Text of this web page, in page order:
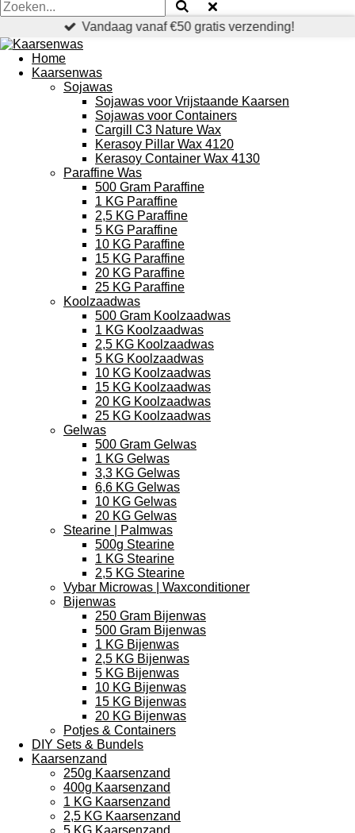
Vandaag vanaf €50 gratis verzending!
Home
Kaarsenwas
Sojawas
Sojawas voor Vrijstaande Kaarsen
Sojawas voor Containers
Cargill C3 Nature Wax
Kerasoy Pillar Wax 4120
Kerasoy Container Wax 4130
Paraffine Was
500 Gram Paraffine
1 KG Paraffine
2,5 KG Paraffine
5 KG Paraffine
10 KG Paraffine
15 KG Paraffine
20 KG Paraffine
25 KG Paraffine
Koolzaadwas
500 Gram Koolzaadwas
1 KG Koolzaadwas
2,5 KG Koolzaadwas
5 KG Koolzaadwas
10 KG Koolzaadwas
15 KG Koolzaadwas
20 KG Koolzaadwas
25 KG Koolzaadwas
Gelwas
500 Gram Gelwas
1 KG Gelwas
3,3 KG Gelwas
6,6 KG Gelwas
10 KG Gelwas
20 KG Gelwas
Stearine | Palmwas
500g Stearine
1 KG Stearine
2,5 KG Stearine
Vybar Microwas | Waxconditioner
Bijenwas
250 Gram Bijenwas
500 Gram Bijenwas
1 KG Bijenwas
2,5 KG Bijenwas
5 KG Bijenwas
10 KG Bijenwas
15 KG Bijenwas
20 KG Bijenwas
Potjes & Containers
DIY Sets & Bundels
Kaarsenzand
250g Kaarsenzand
400g Kaarsenzand
1 KG Kaarsenzand
2,5 KG Kaarsenzand